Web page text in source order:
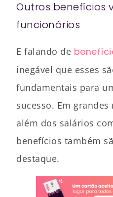
Outros benefícios
funcionários
E falando de
inegável que esses
fundamentais para
sucesso. Em
além dos salários
benefícios também
destaque.